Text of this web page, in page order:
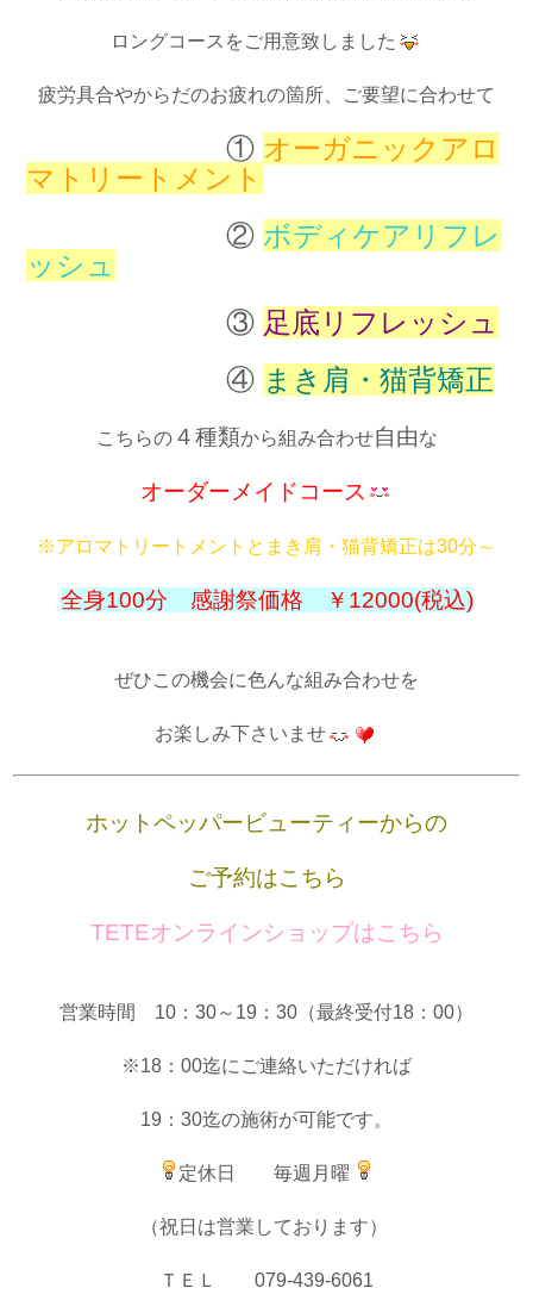
ロングコースをご用意致しました
疲労具合やからだのお疲れの箇所、ご要望に合わせて
① オーガニックアロ
マトリートメント
② ボディケアリフレ
ッシュ
③ 足底リフレッシュ
④ まき肩・猫背矯正
こちらの４種類から組み合わせ自由な
オーダーメイドコース
※アロマトリートメントとまき肩・猫背矯正は30分～
全身100分 感謝祭価格 ￥12000(税込)
ぜひこの機会に色んな組み合わせを
お楽しみ下さいませ
ホットペッパービューティーからの
ご予約はこちら
TETEオンラインショップはこちら
営業時間 10：30～19：30（最終受付18：00）
※18：00迄にご連絡いただければ
19：30迄の施術が可能です。
定休日 毎週月曜
（祝日は営業しております）
ＴＥＬ 079-439-6061